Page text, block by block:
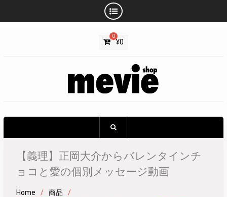
0
¥0
【義理】正岡大介からバレンタインチ
ョコと愛の個別メッセージ動画
Home
商品